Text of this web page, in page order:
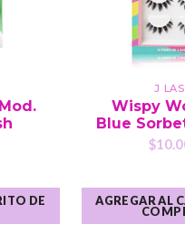
DE
J
Wispy
Blue
AGREGAR AL